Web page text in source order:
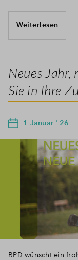
Weiterlesen
Neues Jahr,
Sie in Ihre
1 Januar ' 26
BPD wünscht ein